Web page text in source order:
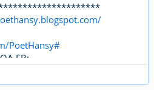
PoetHansy#
FB:
DUONGLUAT.XUONGH